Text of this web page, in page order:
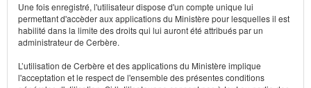
Une fois enregistré, l'utilisateur dispose d'un compte unique lui
permettant d'accèder aux applications du Ministère pour lesquelles il est
habilité dans la limite des droits qui lui auront été attribués par un
administrateur de Cerbère.
L’utilisation de Cerbère et des applications du Ministère implique
l'acceptation et le respect de l'ensemble des présentes conditions